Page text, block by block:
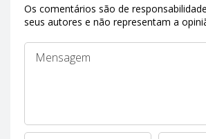
Os comentários são de
seus autores e não representam a